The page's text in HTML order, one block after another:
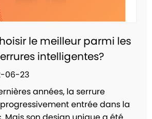
le meilleur parmi les
intelligentes?
06-23
années, la serrure
entrée dans la